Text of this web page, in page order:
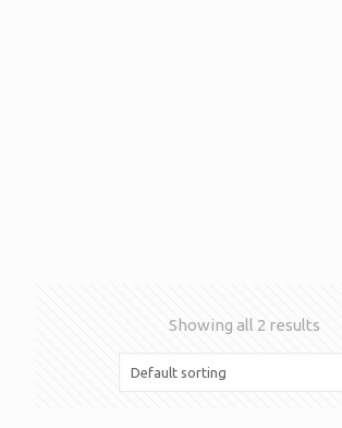
Showing all 2 results